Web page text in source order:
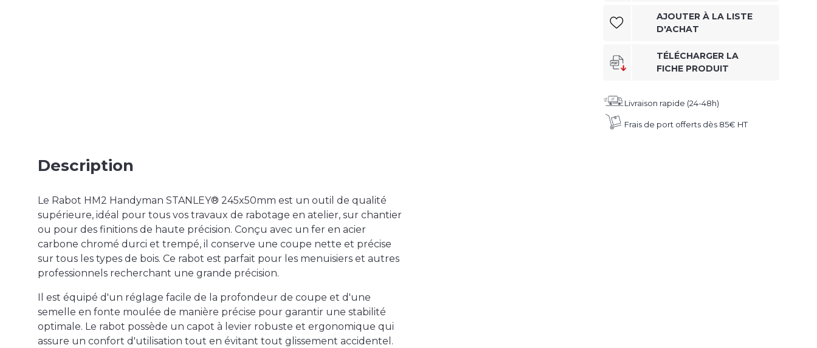
AJOUTER À LA LISTE
D'ACHAT
TÉLÉCHARGER LA
FICHE PRODUIT
Livraison rapide (24-48h)
Frais de port offerts dès 85€ HT
Description
Le Rabot HM2 Handyman STANLEY® 245x50mm est un outil de qualité
supérieure, idéal pour tous vos travaux de rabotage en atelier, sur chantier
ou pour des finitions de haute précision. Conçu avec un fer en acier
carbone chromé durci et trempé, il conserve une coupe nette et précise
sur tous les types de bois. Ce rabot est parfait pour les menuisiers et autres
professionnels recherchant une grande précision.
Il est équipé d'un réglage facile de la profondeur de coupe et d'une
semelle en fonte moulée de manière précise pour garantir une stabilité
optimale. Le rabot possède un capot à levier robuste et ergonomique qui
assure un confort d'utilisation tout en évitant tout glissement accidentel.